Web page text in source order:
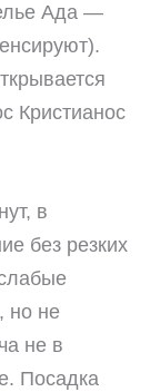
Ада —
Кристианос
в
без резких
но не
не в
Посадка